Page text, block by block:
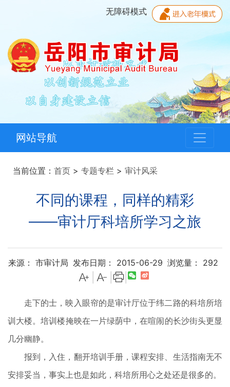
无障碍模式
网站导航
当前位置： 首页 > 专题专栏 > 审计风采
不同的课程，同样的精彩
——审计厅科培所学习之旅
来源： 市审计局 发布日期： 2015-06-29 浏览量： 292
|
走下的士，映入眼帘的是审计厅位于纬二路的科培所培
训大楼。培训楼掩映在一片绿荫中，在喧闹的长沙街头更显
几分幽静。
报到，入住，翻开培训手册，课程安排、生活指南无不
安排妥当，事实上也是如此，科培所用心之处还是很多的。